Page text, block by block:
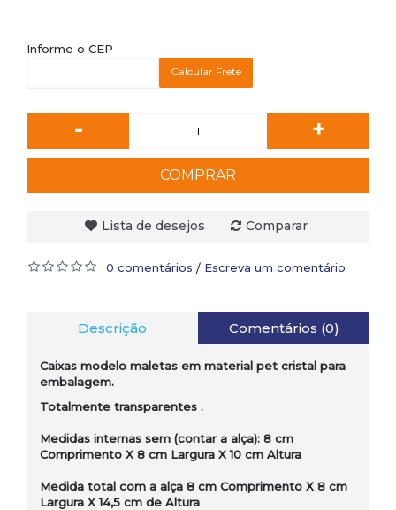
Informe o CEP
Calcular Frete
- +
COMPRAR
Lista de desejos Comparar
0 comentários / Escreva um comentário
Descrição Comentários (0)
Caixas modelo maletas em material pet cristal para
embalagem.
Totalmente transparentes .
Medidas internas sem (contar a alça): 8 cm
Comprimento X 8 cm Largura X 10 cm Altura
Medida total com a alça 8 cm Comprimento X 8 cm
Largura X 14,5 cm de Altura